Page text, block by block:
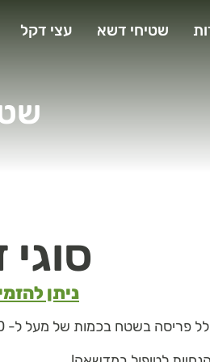
שטיחי דשא עצי דקל
ניתן
בשטח בכמות של מעל ל- 500 מ"ר.